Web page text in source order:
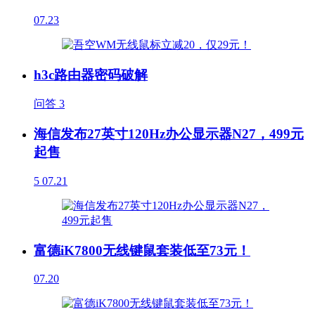
07.23
h3c路由器密码破解
问答 3
海信发布27英寸120Hz办公显示器N27，499元
起售
5 07.21
富德iK7800无线键鼠套装低至73元！
07.20